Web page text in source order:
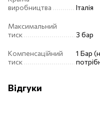
виробництва
Італія
Максимальний
тиск
3 бар
Компенсаційний
тиск
1 Бар
Відгуки